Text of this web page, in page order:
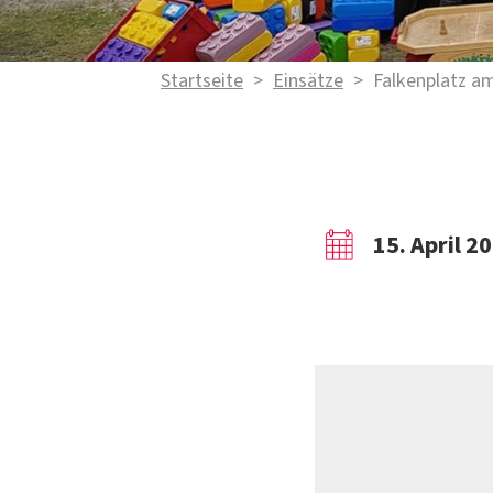
Startseite > Einsätze > Falkenplatz
15. April